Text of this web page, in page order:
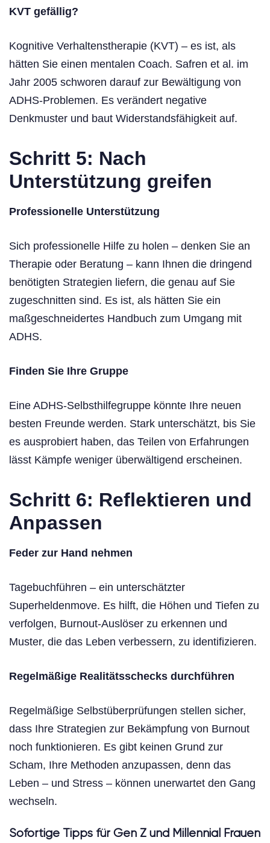
KVT gefällig?
Kognitive Verhaltenstherapie (KVT) – es ist, als
hätten Sie einen mentalen Coach. Safren et al. im
Jahr 2005 schworen darauf zur Bewältigung von
ADHS-Problemen. Es verändert negative
Denkmuster und baut Widerstandsfähigkeit auf.
Schritt 5: Nach
Unterstützung greifen
Professionelle Unterstützung
Sich professionelle Hilfe zu holen – denken Sie an
Therapie oder Beratung – kann Ihnen die dringend
benötigten Strategien liefern, die genau auf Sie
zugeschnitten sind. Es ist, als hätten Sie ein
maßgeschneidertes Handbuch zum Umgang mit
ADHS.
Finden Sie Ihre Gruppe
Eine ADHS-Selbsthilfegruppe könnte Ihre neuen
besten Freunde werden. Stark unterschätzt, bis Sie
es ausprobiert haben, das Teilen von Erfahrungen
lässt Kämpfe weniger überwältigend erscheinen.
Schritt 6: Reflektieren und
Anpassen
Feder zur Hand nehmen
Tagebuchführen – ein unterschätzter
Superheldenmove. Es hilft, die Höhen und Tiefen zu
verfolgen, Burnout-Auslöser zu erkennen und
Muster, die das Leben verbessern, zu identifizieren.
Regelmäßige Realitätsschecks durchführen
Regelmäßige Selbstüberprüfungen stellen sicher,
dass Ihre Strategien zur Bekämpfung von Burnout
noch funktionieren. Es gibt keinen Grund zur
Scham, Ihre Methoden anzupassen, denn das
Leben – und Stress – können unerwartet den Gang
wechseln.
Sofortige Tipps für Gen Z und Millennial Frauen